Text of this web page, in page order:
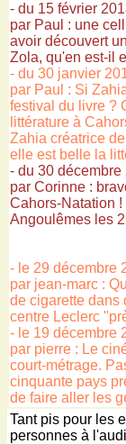
- du 15 février
par Paul : une
avoir découvert
Zola, qu'en est-il
- du 30 janvier
par Paul : Si
festival du livre ?
littérature à
Zahia créatrice
elle est belle la
- du 30 décembre
par Corinne :
Cahors-Natation
Angoulêmes les
- le 29 décembre
par jean-marc :
de cigarette dans
centre Leclerc
- le 19 décembre
par pierre : Le
court-métrage.
cinquante pays
de faire aller les
Tant pis pour les
personnes à